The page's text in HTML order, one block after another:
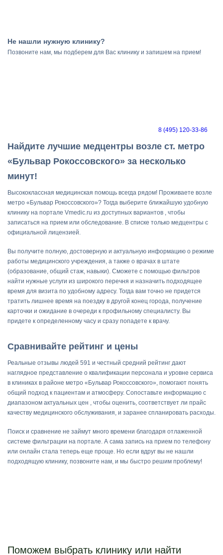
Результаты
Не нашли нужную клинику?
Позвоните нам, мы подберем для Вас клинику и запишем на прием!
8 (495) 120-33-86
Найдите лучшие медцентры возле ст. метро
«Бульвар Рокоссовского» за несколько
минут!
Высококлассная медицинская помощь всегда рядом! Проживаете возле
метро «Бульвар Рокоссовского»? Тогда выберите ближайшую удобную
клинику на портале Vmedic.ru из доступных вариантов , чтобы
записаться на прием или обследование. В списке только медцентры с
официальной лицензией.
Вы получите полную, достоверную и актуальную информацию о режиме
работы медицинского учреждения, а также о врачах в штате
(образование, общий стаж, навыки). Сможете с помощью фильтров
найти нужные услуги из широкого перечня и назначить подходящее
время для визита по удобному адресу. Тогда вам точно не придется
тратить лишнее время на поездку в другой конец города, получение
карточки и ожидание в очереди к профильному специалисту. Вы
придете к определенному часу и сразу попадете к врачу.
Сравнивайте рейтинг и цены
Реальные отзывы людей 591 и честный средний рейтинг дают
наглядное представление о квалификации персонала и уровне сервиса
в клиниках в районе метро «Бульвар Рокоссовского», помогают понять
общий подход к пациентам и атмосферу. Сопоставьте информацию с
диапазоном актуальных цен , чтобы оценить, соответствует ли прайс
качеству медицинского обслуживания, и заранее спланировать расходы.
Поиск и сравнение не займут много времени благодаря отлаженной
системе фильтрации на портале. А сама запись на прием по телефону
или онлайн стала теперь еще проще. Но если вдруг вы не нашли
подходящую клинику, позвоните нам, и мы быстро решим проблему!
Поможем выбрать клинику или найти